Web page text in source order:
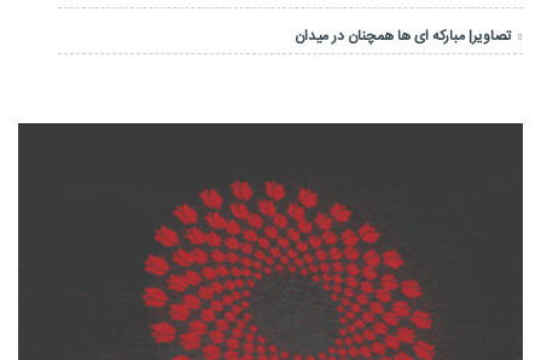
تصاویر| مبارکه ای ها همچنان در میدان